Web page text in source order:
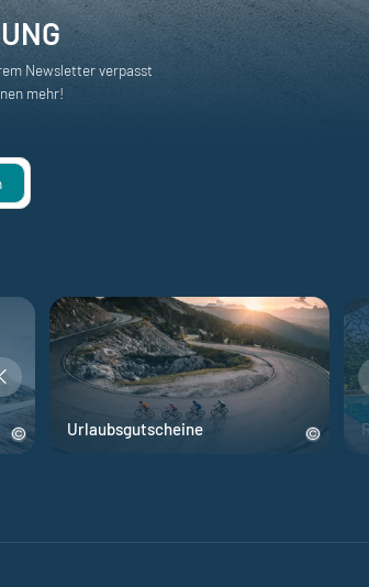
Newsletter verpasst
mehr!
Urlaubsgutscheine